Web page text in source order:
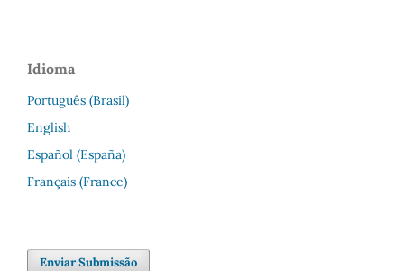
Idioma
Português (Brasil)
English
Español (España)
Français (France)
Enviar Submissão